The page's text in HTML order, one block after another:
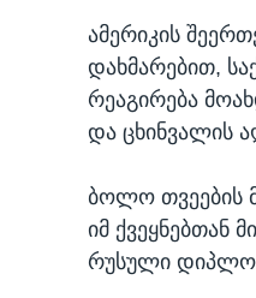
ამერიკის
დახმარებით,
რეაგირება
და ცხინვალის
ბოლო თვეების
იმ ქვეყნებთან
რუსული